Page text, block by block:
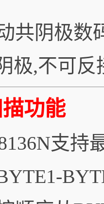
共阴极数
极,不可反
功能
支持最